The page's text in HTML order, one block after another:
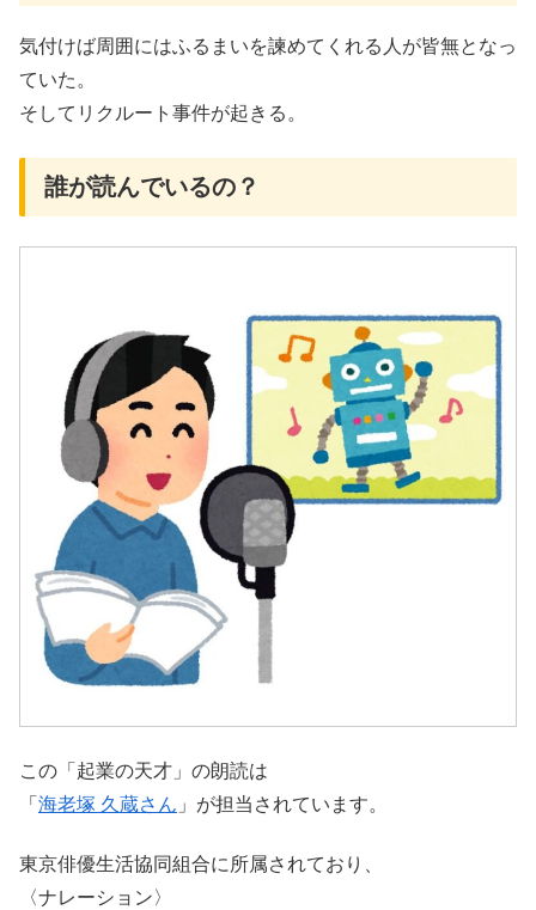
気付けば周囲にはふるまいを諫めてくれる人が皆無となっ
ていた。
そしてリクルート事件が起きる。
誰が読んでいるの？
この「起業の天才」の朗読は
「 海老塚 久蔵さん 」が担当されています。
東京俳優生活協同組合に所属されており、
〈ナレーション〉